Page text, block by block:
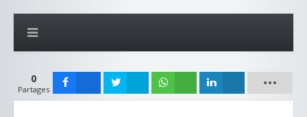
0
Partages